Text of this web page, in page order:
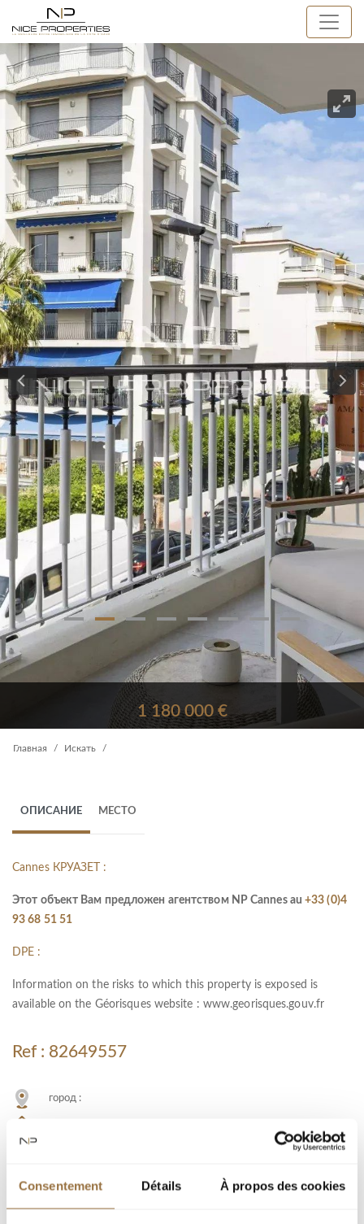
Consentement Détails À propos des cookies
Главная Искать
1 180 000 €
ОПИСАНИЕ МЕСТО
Cannes КРУАЗЕТ :
Этот объект Вам предложен агентством NP Cannes au+33 (0)4
93 68 51 51
DPE :
Information on the risks to which this property is exposed is
available on the Géorisques website : www.georisques.gouv.fr
Ref : 82649557
город :